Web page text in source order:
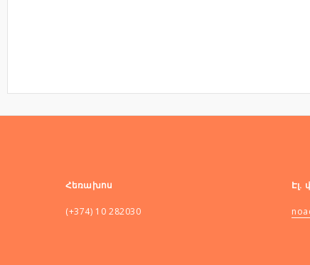
Հեռախոս
(+374) 10 282030
Էլ.